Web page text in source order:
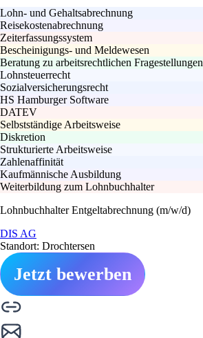
Lohn- und Gehaltsabrechnung
Reisekostenabrechnung
Zeiterfassungssystem
Bescheinigungs- und Meldewesen
Beratung zu arbeitsrechtlichen Fragestellungen
Lohnsteuerrecht
Sozialversicherungsrecht
HS Hamburger Software
DATEV
Selbstständige Arbeitsweise
Diskretion
Strukturierte Arbeitsweise
Zahlenaffinität
Kaufmännische Ausbildung
Weiterbildung zum Lohnbuchhalter
Lohnbuchhalter Entgeltabrechnung (m/w/d)
DIS AG
Standort: Drochtersen
Jetzt bewerben